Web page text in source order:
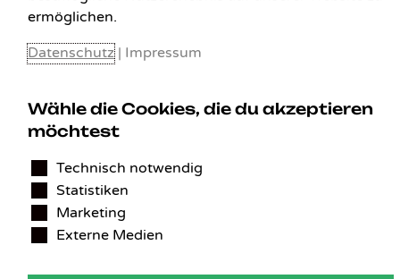
Benedikt Stelzner
Autopflege Stelzner
Kohlgraben 2b
97799 Zeitlofs
Tel.: 09746-9308051
E-Mail: service@detailingverliebt.de
Vertrag widerrufen
ermöglichen.
Datenschutz | Impressum
Wähle die Cookies, die du akzeptieren
möchtest
Technisch notwendig
Statistiken
Marketing
Externe Medien